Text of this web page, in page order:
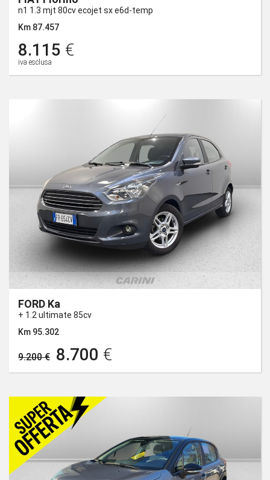
n1 1.3 mjt 80cv ecojet sx e6d-temp
Km 87.457
8.115 €
iva esclusa
FORD Ka
+ 1.2 ultimate 85cv
Km 95.302
9.200 € 8.700 €